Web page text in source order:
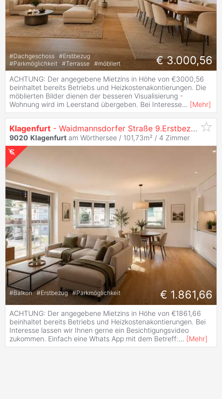
#Dachgeschoss #Erstbezug
#Parkmöglichkeit #Terrasse #möbliert € 3.000,56
ACHTUNG: Der angegebene Mietzins in Höhe von €3000,56
beinhaltet bereits Betriebs und Heizkostenakontierungen. Die
möblierten Bilder dienen der besseren Visualisierung -
Wohnung wird im Leerstand übergeben. Bei Interesse... [Mehr]
Klagenfurt - Waidmannsdorfer Straße 9.Erstbezug: 4-Zi. Wohnung mit Balkon
9020 Klagenfurt am Wörthersee / 101,73m² / 4 Zimmer
#Balkon #Erstbezug #Parkmöglichkeit € 1.861,66
ACHTUNG: Der angegebene Mietzins in Höhe von €1861,66
beinhaltet bereits Betriebs und Heizkostenakontierungen. Bei
Interesse lassen wir Ihnen gerne ein Besichtigungsvideo
zukommen. Einfach eine Whats App mit dem Betreff:... [Mehr]